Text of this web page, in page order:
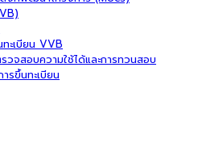
ะเบียน VVB
วจสอบความใช้ได้และการทวนสอบ
รขึ้นทะเบียน